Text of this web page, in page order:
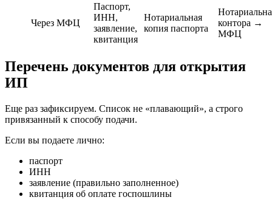
Через МФЦ
Паспорт,
ИНН,
заявление,
квитанция
Нотариальная
копия паспорта
контора →
МФЦ
Перечень документов для открытия
ИП
Еще раз зафиксируем. Список не «плавающий», а строго
привязанный к способу подачи.
Если вы подаете лично:
паспорт
ИНН
заявление (правильно заполненное)
квитанция об оплате госпошлины